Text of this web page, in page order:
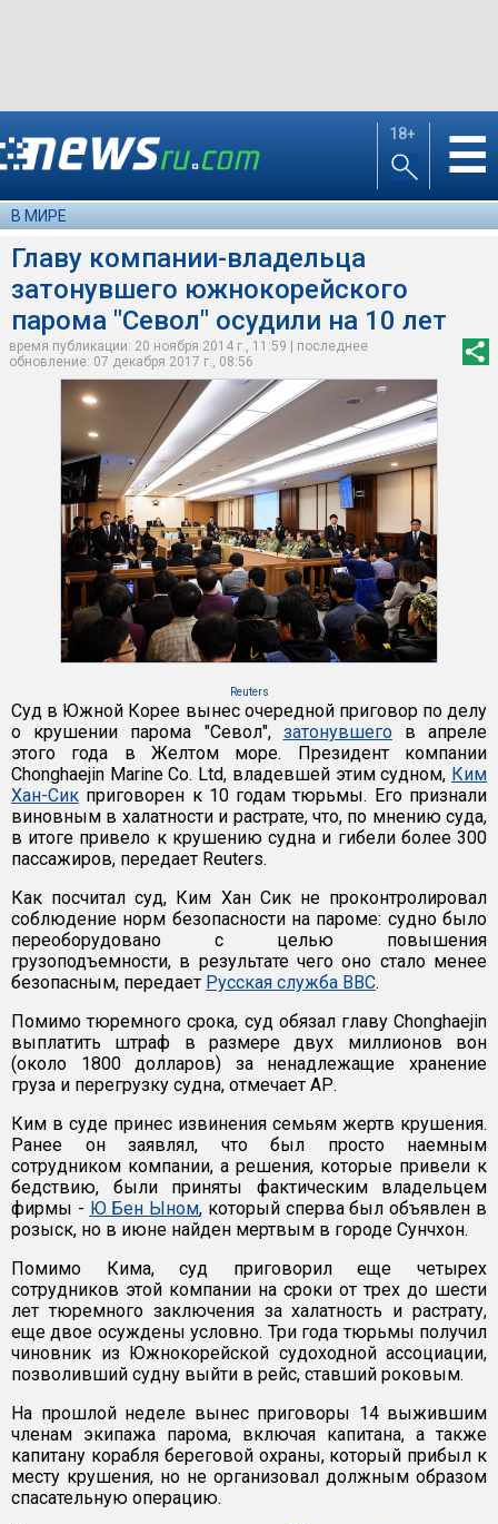
18+ ☰
В МИРЕ
Главу компании-владельца
затонувшего южнокорейского
парома "Севол" осудили на 10 лет
время публикации: 20 ноября 2014 г., 11:59 | последнее
обновление: 07 декабря 2017 г., 08:56
Reuters
Суд в Южной Корее вынес очередной приговор по делу
о крушении парома "Севол", затонувшегов апреле
этого года в Желтом море. Президент компании
Chonghaejin Marine Co. Ltd, владевшей этим судном, Ким
Хан-Сик приговорен к 10 годам тюрьмы. Его признали
виновным в халатности и растрате, что, по мнению суда,
в итоге привело к крушению судна и гибели более 300
пассажиров, передает Reuters.
Как посчитал суд, Ким Хан Сик не проконтролировал
соблюдение норм безопасности на пароме: судно было
переоборудовано с целью повышения
грузоподъемности, в результате чего оно стало менее
безопасным, передает Русская служба ВВС.
Помимо тюремного срока, суд обязал главу Chonghaejin
выплатить штраф в размере двух миллионов вон
(около 1800 долларов) за ненадлежащие хранение
груза и перегрузку судна, отмечает АР.
Ким в суде принес извинения семьям жертв крушения.
Ранее он заявлял, что был просто наемным
сотрудником компании, а решения, которые привели к
бедствию, были приняты фактическим владельцем
фирмы - Ю Бен Ыном, который сперва был объявлен в
розыск, но в июне найден мертвым в городе Сунчхон.
Помимо Кима, суд приговорил еще четырех
сотрудников этой компании на сроки от трех до шести
лет тюремного заключения за халатность и растрату,
еще двое осуждены условно. Три года тюрьмы получил
чиновник из Южнокорейской судоходной ассоциации,
позволивший судну выйти в рейс, ставший роковым.
На прошлой неделе вынес приговоры 14 выжившим
членам экипажа парома, включая капитана, а также
капитану корабля береговой охраны, который прибыл к
месту крушения, но не организовал должным образом
спасательную операцию.